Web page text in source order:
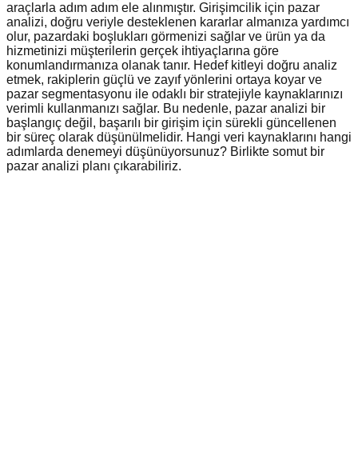
araçlarla adım adım ele alınmıştır. Girişimcilik için pazar
analizi, doğru veriyle desteklenen kararlar almanıza yardımcı
olur, pazardaki boşlukları görmenizi sağlar ve ürün ya da
hizmetinizi müşterilerin gerçek ihtiyaçlarına göre
konumlandırmanıza olanak tanır. Hedef kitleyi doğru analiz
etmek, rakiplerin güçlü ve zayıf yönlerini ortaya koyar ve
pazar segmentasyonu ile odaklı bir stratejiyle kaynaklarınızı
verimli kullanmanızı sağlar. Bu nedenle, pazar analizi bir
başlangıç değil, başarılı bir girişim için sürekli güncellenen
bir süreç olarak düşünülmelidir. Hangi veri kaynaklarını hangi
adımlarda denemeyi düşünüyorsunuz? Birlikte somut bir
pazar analizi planı çıkarabiliriz.